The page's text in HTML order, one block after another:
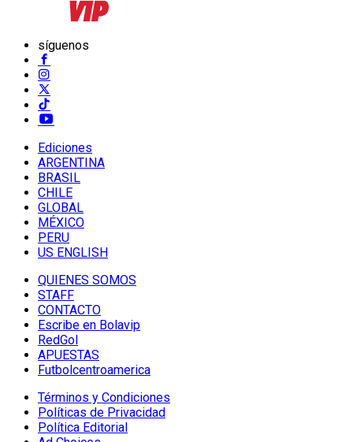
síguenos
Ediciones
ARGENTINA
BRASIL
CHILE
GLOBAL
MÉXICO
PERU
US ENGLISH
QUIENES SOMOS
STAFF
CONTACTO
Escribe en Bolavip
RedGol
APUESTAS
Futbolcentroamerica
Términos y Condiciones
Políticas de Privacidad
Política Editorial